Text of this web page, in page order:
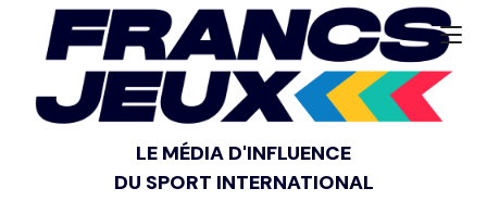
LE MÉDIA D'INFLUENCE
DU SPORT INTERNATIONAL